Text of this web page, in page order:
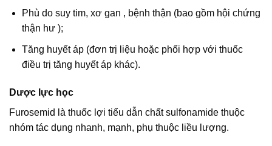
Phù do suy tim, xơ gan , bệnh thận (bao gồm hội chứng
thận hư );
Tăng huyết áp (đơn trị liệu hoặc phối hợp với thuốc
điều trị tăng huyết áp khác).
Dược lực học
Furosemid là thuốc lợi tiểu dẫn chất sulfonamide thuộc
nhóm tác dụng nhanh, mạnh, phụ thuộc liều lượng.